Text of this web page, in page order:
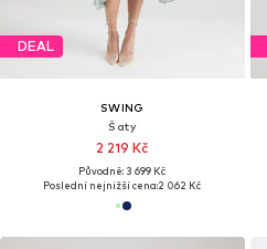
DEAL
SWING
Šaty
2 219 Kč
Původně: 3 699 Kč
Poslední nejnižší cena:2 062 Kč